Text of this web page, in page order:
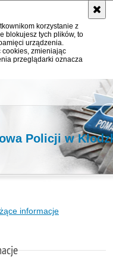
korzystanie z
blokujesz tych plików, to
urządzenia.
cookies, zmieniając
przeglądarki oznacza
Policji w
informacje